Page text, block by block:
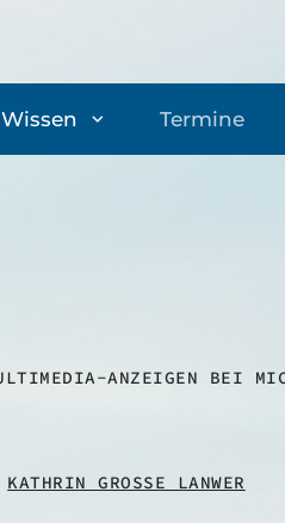
Wissen Termine
KATHRIN GROSSE LANWER